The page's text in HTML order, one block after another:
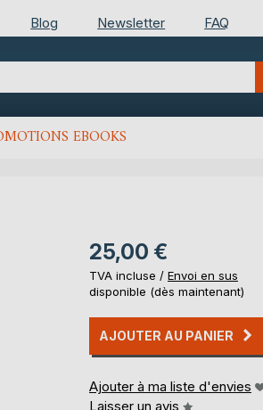
Blog Newsletter FAQ
EBOOKS
25,00 €
TVA incluse / Envoi en sus
disponible (dès maintenant)
AJOUTER AU PANIER
Ajouter à ma liste d'envies
Laisser un avis